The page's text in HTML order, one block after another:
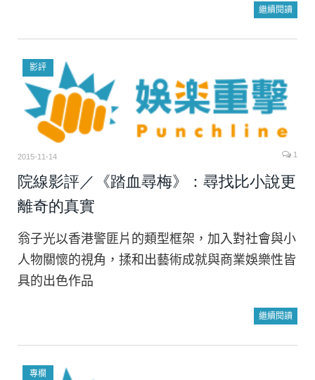
繼續閱讀
影評
2015-11-14 1
院線影評／《踏血尋梅》：尋找比小說更
離奇的真實
翁子光以香港警匪片的類型框架，加入對社會與小
人物關懷的視角，揉和出藝術成就與商業娛樂性皆
具的出色作品
繼續閱讀
專欄